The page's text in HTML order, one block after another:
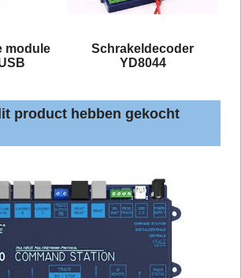
module
Schrakeldecoder
YD8044
product hebben gekocht